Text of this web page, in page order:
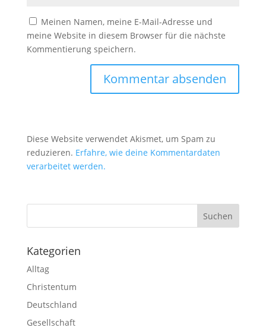
Meinen Namen, meine E-Mail-Adresse und
meine Website in diesem Browser für die nächste
Kommentierung speichern.
Diese Website verwendet Akismet, um Spam zu
reduzieren. Erfahre, wie deine Kommentardaten
verarbeitet werden.
Kategorien
Alltag
Christentum
Deutschland
Gesellschaft